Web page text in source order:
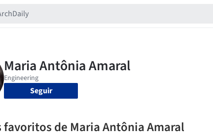
Seguir
favoritos de Maria Antônia Amaral